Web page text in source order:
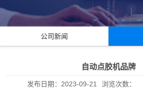
公司新闻
自动点胶机品牌
发布日期： 2023-09-21 浏览次数：